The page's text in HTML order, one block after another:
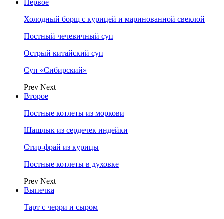
Первое
Холодный борщ с курицей и маринованной свеклой
Постный чечевичный суп
Острый китайский суп
Суп «Сибирский»
Prev Next
Второе
Постные котлеты из моркови
Шашлык из сердечек индейки
Стир-фрай из курицы
Постные котлеты в духовке
Prev Next
Выпечка
Тарт с черри и сыром